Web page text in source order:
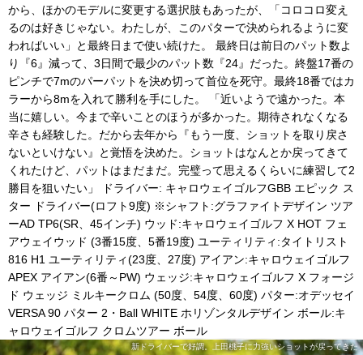
から、ほかのモデルに変更する選択肢もあったが、「コロコロ変え
るのは好きじゃない。わたしが、このパターで決められるように変
わればいい」と最終日まで使い続けた。 最終日は前日のパット数よ
り『6』減って、3日間で最少のパット数『24』だった。終盤17番の
ピンチで7mのパーパットを決め切って首位を死守。最終18番ではカ
ラーから8mを入れて勝利を手にした。 「近いようで遠かった。本
当に嬉しい。今まで辛いことのほうが多かった。期待されなくなる
辛さも経験した。だから去年から『もう一度、ショットを取り戻さ
ないといけない』と覚悟を決めた。ショットはなんとか戻ってきて
くれたけど、パットはまだまだ。完璧って思えるくらいに練習して2
勝目を狙いたい」 ドライバー: キャロウェイゴルフGBB エピック ス
ター ドライバー(ロフト9度) ※シャフト:グラファイトデザイン ツア
ーAD TP6(SR、45インチ) ウッド:キャロウェイゴルフ X HOT フェ
アウェイウッド (3番15度、5番19度) ユーティリティ:タイトリスト
816 H1 ユーティリティ(23度、27度) アイアン:キャロウェイゴルフ
APEX アイアン(6番～PW) ウェッジ:キャロウェイゴルフ X フォージ
ド ウェッジ ミルキークロム (50度、54度、60度) パター:オデッセイ
VERSA 90 パター 2・Ball WHITE ホリゾンタルデザイン ボール:キ
ャロウェイゴルフ クロムツアー ボール
新ドライバーで好調。上田桃子に力強いショットが戻ってきた